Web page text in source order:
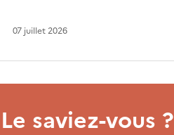
07 juillet 2026
Le saviez-vous ?